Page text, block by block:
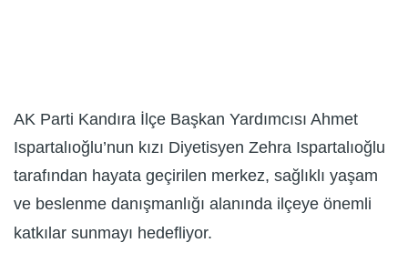
AK Parti Kandıra İlçe Başkan Yardımcısı Ahmet
Ispartalıoğlu’nun kızı Diyetisyen Zehra Ispartalıoğlu
tarafından hayata geçirilen merkez, sağlıklı yaşam
ve beslenme danışmanlığı alanında ilçeye önemli
katkılar sunmayı hedefliyor.